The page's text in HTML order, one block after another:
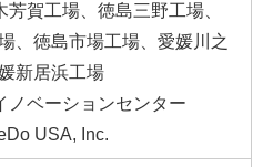
芳賀工場、徳島三野工場、
、徳島市場工場、愛媛川之
新居浜工場
ノベーションセンター
USA, Inc.